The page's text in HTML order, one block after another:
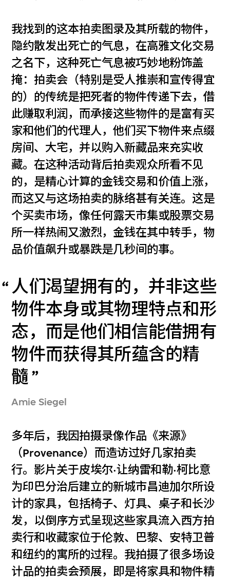
我找到的这本拍卖图录及其所载的物件，
隐约散发出死亡的气息，在高雅文化交易
之名下，这种死亡气息被巧妙地粉饰盖
掩：拍卖会（特别是受人推崇和宣传得宜
的）的传统是把死者的物件传递下去，借
此赚取利润，而承接这些物件的是富有买
家和他们的代理人，他们买下物件来点缀
房间、大宅，并以购入新藏品来充实收
藏。在这种活动背后拍卖观众所看不见
的，是精心计算的金钱交易和价值上涨，
而这又与这场拍卖的脉络甚有关连。这是
个买卖市场，像任何露天市集或股票交易
所一样热闹又激烈，金钱在其中转手，物
品价值飙升或暴跌是几秒间的事。
人们渴望拥有的，并非这些
物件本身或其物理特点和形
态，而是他们相信能借拥有
物件而获得其所蕴含的精
髓
Amie Siegel
多年后，我因拍摄录像作品《来源》
（Provenance）而造访过好几家拍卖
行。影片关于皮埃尔·让纳雷和勒·柯比意
为印巴分治后建立的新城市昌迪加尔所设
计的家具，包括椅子、灯具、桌子和长沙
发，以倒序方式呈现这些家具流入西方拍
卖行和收藏家位于伦敦、巴黎、安特卫普
和纽约的寓所的过程。我拍摄了很多场设
计品的拍卖会预展，即是将家具和物件精